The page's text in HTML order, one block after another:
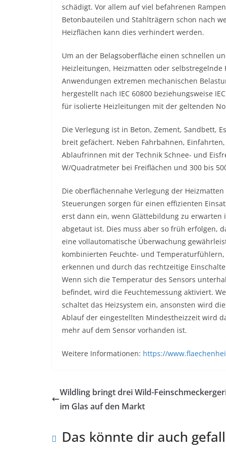
schädigt. Vor allem auf viel befahrenen
Betonbauteilen und Stahlträgern schon nach
Heizflächen kann dies verhindert werden.
Um an der Belagsoberfläche einen schnellen
Heizleitungen, Heizmatten oder
Anwendungen extremen mechanischen
hergestellt nach IEC 60800 beziehungsweise
für isolierte Heizleitungen mit der geltenden
Die Verlegung ist in Beton, Zement, Sandbett,
breit gefächert. Neben Fahrbahnen,
Ablaufrinnen mit der Technik Schnee- und
W/Quadratmeter bei Freiflächen und 300 bis
Die oberflächennahe Verlegung der
Steuerungen sorgen für einen effizienten
erst dann ein, wenn Glättebildung zu erwarten
abgetaut ist. Dies muss aber so früh erfolgen,
eine vollautomatische Überwachung
kombinierten Feuchte- und
erkennen und durch das rechtzeitige
Wenn sich die Temperatur des Sensors
befindet, wird die Feuchtemessung aktiviert.
schaltet das Heizsystem ein, ansonsten wird
Ablauf der eingestellten Mindestheizzeit wird
mehr auf dem Sensor vorhanden ist.
Weitere Informationen: https://
Wildling bringt drei Wild-
im Glas auf den Markt
Das könnte dir auch